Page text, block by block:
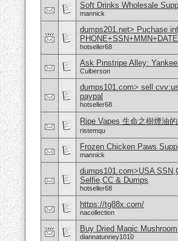
Soft Drinks Wholesale
mannick
dumps201.net> Puchase
hotseller68
Ask Pinstripe Alley:
Culberson
dumps101.com> sell
paypal
hotseller68
Ripe Vapes 生命之樹煙油
ristemqu
Frozen Chicken Paws
mannick
dumps101.com>USA
Selfie,CC & Dumps
hotseller68
https://tg88x.com/
nacollection
Buy Dried Magic
diannatunney1010